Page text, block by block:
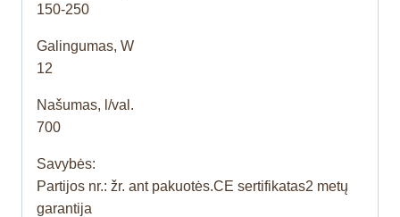
150-250
Galingumas, W
12
Našumas, l/val.
700
Savybės:
Partijos nr.: žr. ant pakuotės.CE sertifikatas2 metų
garantija